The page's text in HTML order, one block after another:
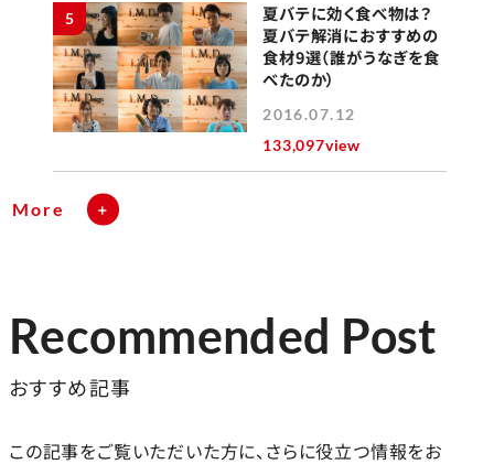
5
夏バテに効く食べ物は？
夏バテ解消におすすめの
食材9選（誰がうなぎを食
べたのか）
2016.07.12
133,097view
More
Recommended Post
おすすめ記事
この記事をご覧いただいた方に、さらに役立つ情報をお